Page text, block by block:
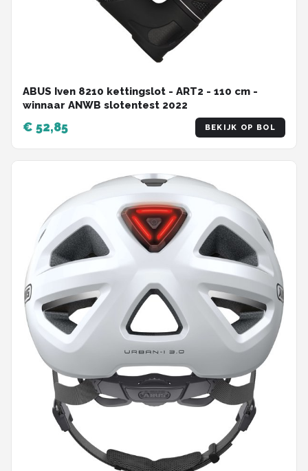
ABUS Iven 8210 kettingslot - ART2 - 110 cm -
winnaar ANWB slotentest 2022
€ 52,85 BEKIJK OP BOL